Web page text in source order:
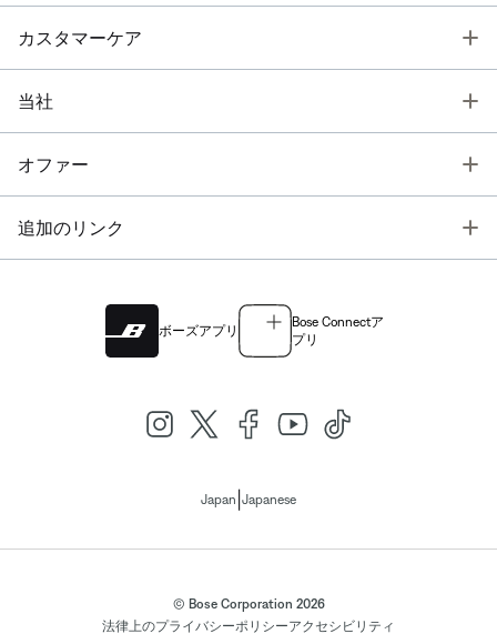
カスタマーケア
当社
オファー
追加のリンク
ボーズアプリ
Bose Connectア
プリ
Japan Japanese
© Bose Corporation 2026
法律上のプライバシーポリシーアクセシビリティ